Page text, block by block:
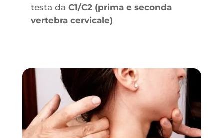
testa da C1/C2 (prima e seconda
vertebra cervicale)